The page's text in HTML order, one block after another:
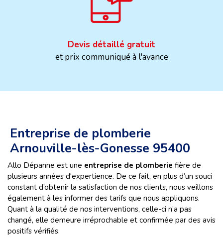
Devis détaillé gratuit
et prix communiqué à l'avance
Entreprise de plomberie
Arnouville-lès-Gonesse 95400
Allo Dépanne est une entreprise de plomberie fière de
plusieurs années d'expertience. De ce fait, en plus d’un souci
constant d’obtenir la satisfaction de nos clients, nous veillons
également à les informer des tarifs que nous appliquons.
Quant à la qualité de nos interventions, celle-ci n’a pas
changé, elle demeure irréprochable et confirmée par des avis
positifs vérifiés.